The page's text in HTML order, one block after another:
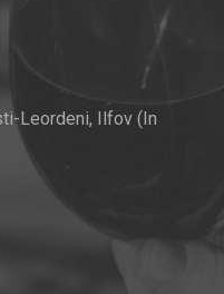
Leordeni, Ilfov (In